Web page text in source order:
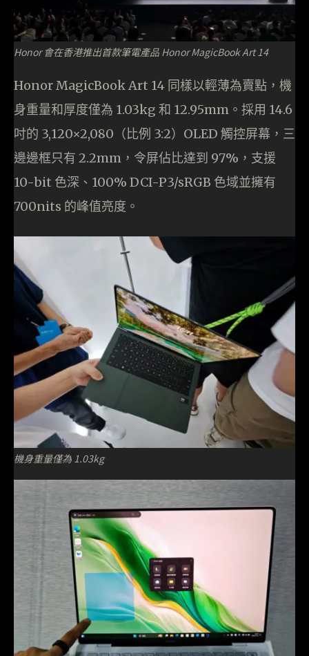
Honor 會在香港推出首款筆電產品 Honor MagicBook Art 14
Honor MagicBook Art 14 同樣以輕薄為賣點，機
身重量和厚度僅為 1.03kg 和 12.95mm。採用 14.6
吋的 3,120×2,080（比例 3:2）OLED 觸控屏幕，三
邊邊框只有 2.2mm，令屏佔比達到 97%，支援
10-bit 色深、100% DCI-P3/sRGB 色域並擁有
700nits 的峰值亮度。
機身重量僅為 1.03kg